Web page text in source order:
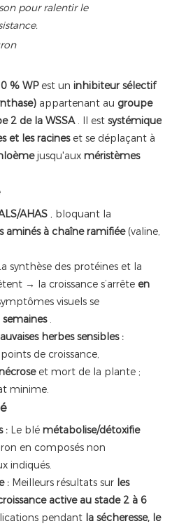
pour ralentir le
% WPest un inhibiteur sélectif
appartenant au groupe
2 de la WSSA. Il est systémique
et les racineset se déplaçant à
jusqu'aux méristèmes
AHAS, bloquant la
aminés à chaîne ramifiée(valine,
synthèse des protéines et la
→ la croissance s’arrête en
visuels se
semaines.
herbes sensibles :
de croissance,
et mort de la plante ;
minime.
:Le blé métabolise/détoxifie
en composés non
indiqués.
:Meilleurs résultats sur les
active au stade 2 à 6
pendant la sécheresse, le